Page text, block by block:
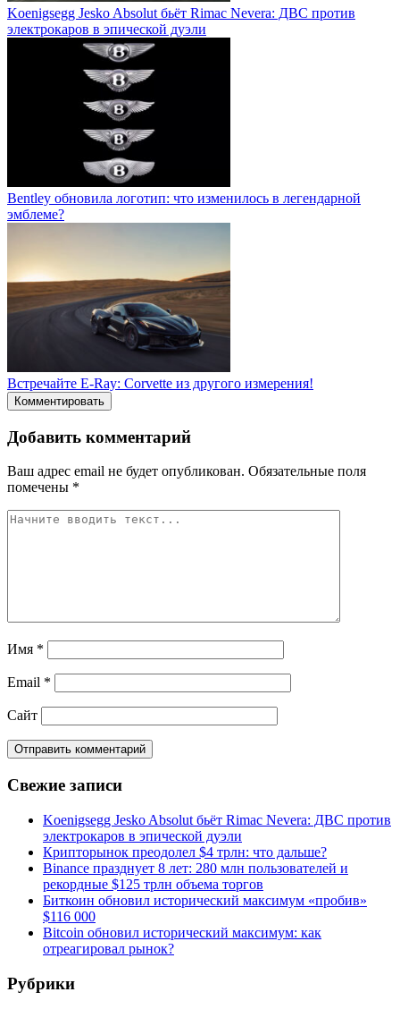
Koenigsegg Jesko Absolut бьёт Rimac Nevera: ДВС против
электрокаров в эпической дуэли
Bentley обновила логотип: что изменилось в легендарной
эмблеме?
Встречайте E-Ray: Corvette из другого измерения!
Комментировать
Добавить комментарий
Ваш адрес email не будет опубликован. Обязательные поля
помечены *
Имя *
Email *
Сайт
Свежие записи
Koenigsegg Jesko Absolut бьёт Rimac Nevera: ДВС против
электрокаров в эпической дуэли
Крипторынок преодолел $4 трлн: что дальше?
Binance празднует 8 лет: 280 млн пользователей и
рекордные $125 трлн объема торгов
Биткоин обновил исторический максимум «пробив»
$116 000
Bitcoin обновил исторический максимум: как
отреагировал рынок?
Рубрики